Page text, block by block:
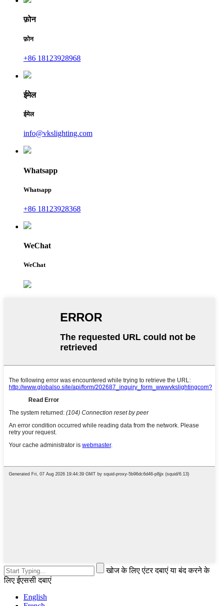
फ़ोन
फ़ोन
+86 18123928968
ईमेल
ईमेल
info@vkslighting.com
Whatsapp
Whatsapp
+86 18123928368
WeChat
WeChat
खोज के लिए एंटर दबाएं या बंद करने के
लिए ईएससी दबाएं
English